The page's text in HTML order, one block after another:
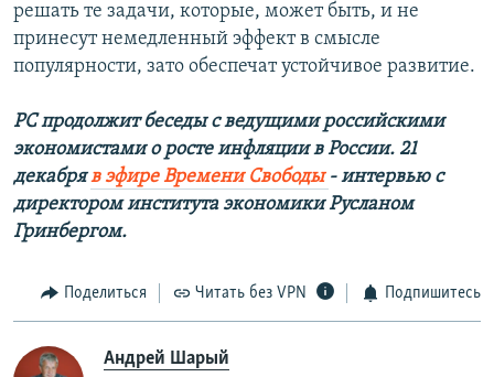
решать те задачи, которые, может быть, и не
принесут немедленный эффект в смысле
популярности, зато обеспечат устойчивое развитие.
РС продолжит беседы с ведущими российскими
экономистами о росте инфляции в России. 21
декабряв эфире Времени Свободы - интервью с
директором института экономики Русланом
Гринбергом.
Поделиться Читать без VPN Подпишитесь
Андрей Шарый